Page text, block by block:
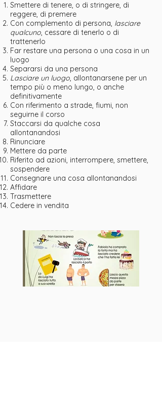
Smettere di tenere, o di stringere, di
reggere, di premere
Con complemento di persona, lasciare
qualcuno, cessare di tenerlo o di
trattenerlo
Far restare una persona o una cosa in un
luogo
Separarsi da una persona
Lasciare un luogo, allontanarsene per un
tempo più o meno lungo, o anche
definitivamente
Con riferimento a strade, fiumi, non
seguirne il corso
Staccarsi da qualche cosa
allontanandosi
Rinunciare
Mettere da parte
Riferito ad azioni, interrompere, smettere,
sospendere
Consegnare una cosa allontanandosi
Affidare
Trasmettere
Cedere in vendita